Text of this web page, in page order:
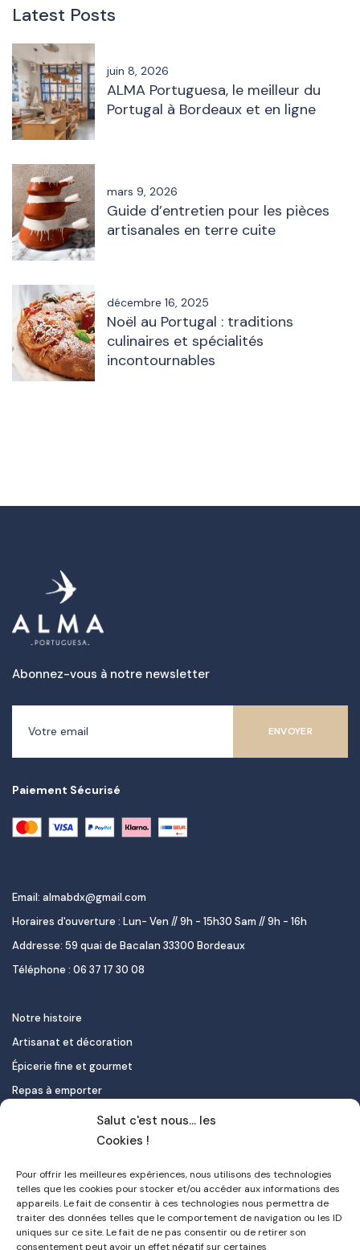
Salut c'est nous... les
Cookies !
Pour offrir les meilleures expériences, nous utilisons des technologies
telles que les cookies pour stocker et/ou accéder aux informations des
appareils. Le fait de consentir à ces technologies nous permettra de
traiter des données telles que le comportement de navigation ou les ID
uniques sur ce site. Le fait de ne pas consentir ou de retirer son
consentement peut avoir un effet négatif sur certaines
Latest Posts
juin 8, 2026
ALMA Portuguesa, le meilleur du
Portugal à Bordeaux et en ligne
mars 9, 2026
Guide d’entretien pour les pièces
artisanales en terre cuite
décembre 16, 2025
Noël au Portugal : traditions
culinaires et spécialités
incontournables
Abonnez-vous à notre newsletter
Paiement Sécurisé
Email: almabdx@gmail.com
Horaires d'ouverture : Lun- Ven // 9h - 15h30 Sam // 9h - 16h
Addresse: 59 quai de Bacalan 33300 Bordeaux
Téléphone : 06 37 17 30 08
Notre histoire
Artisanat et décoration
Épicerie fine et gourmet
Repas à emporter
Le pastel de nata
Contact
Mon compte
FAQ